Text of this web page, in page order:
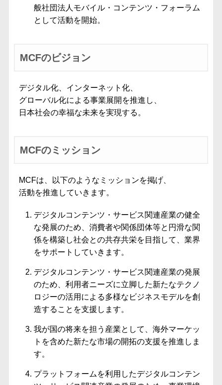
般社団法人モバイル・コンテンツ・フォーラム
として活動を開始。
MCFのビジョン
デジタル化、インターネット化、
グローバル化による事業展開を推進し、
日本社会の幸福な未来を実現する。
MCFのミッション
MCFは、以下のようなミッションを掲げ、
活動を推進していきます。
デジタルコンテンツ・サービス関連産業の健全
な発展のため、消費者や関係団体等と円滑な関
係を構築し社会との共存共栄を目指して、業界
をサポートしていきます。
デジタルコンテンツ・サービス関連産業の発展
のため、利用者ニーズに立脚した新たなテクノ
ロジーの活用による多様なビジネスモデルを創
造することを支援します。
我が国の将来を担う産業として、海外マーケッ
トを含めた新たな市場の開拓の支援を推進しま
す。
プラットフォームを利用したデジタルコンテン